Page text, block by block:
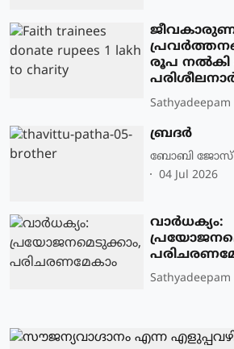
രൂപ നൽകി
Sathyadeepam
ബ്രദർ
ബോബി ജോസ്
04 Jul 2026
വാർധക്യം:
Sathyadeepam